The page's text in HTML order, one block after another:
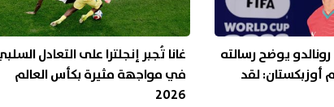
يوضح رسالته
أوزبكستان: لقد
غانا تُجبر إنجلترا على التعادل
في مواجهة مثيرة بكأس العالم
2026